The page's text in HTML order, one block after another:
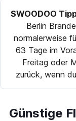
SWOODOO
Berlin
normalerweise
63 Tage im
Freitag oder
zurück, wenn
Günstige